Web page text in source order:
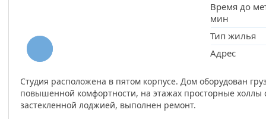
Время до
мин
Тип жилья
Адрес
Студия расположена в пятом корпусе. Дом оборудован
повышенной комфортности, на этажах просторные холлы
застекленной лоджией, выполнен ремонт.